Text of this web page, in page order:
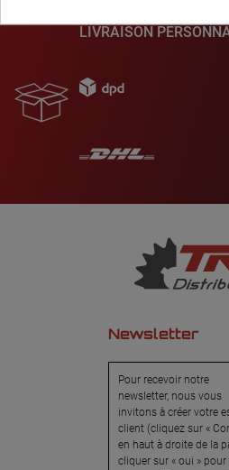
LIVRAISON
Newsletter
Pour recevoir notre
newsletter, nous vous
invitons à créer votre
client (cliquez sur «
en haut à droite de la
cliquer sur « oui »